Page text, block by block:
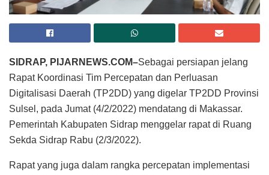
SIDRAP, PIJARNEWS.COM–Sebagai persiapan jelang
Rapat Koordinasi Tim Percepatan dan Perluasan
Digitalisasi Daerah (TP2DD) yang digelar TP2DD Provinsi
Sulsel, pada Jumat (4/2/2022) mendatang di Makassar.
Pemerintah Kabupaten Sidrap menggelar rapat di Ruang
Sekda Sidrap Rabu (2/3/2022).
Rapat yang juga dalam rangka percepatan implementasi